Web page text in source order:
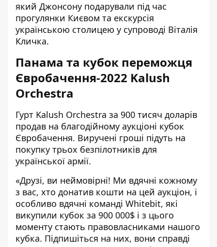
який Джонсону подарували під час
прогулянки Києвом та екскурсія
українською столицею у супроводі Віталія
Кличка.
Панама та кубок переможця
Євробачення-2022 Kalush
Orchestra
Гурт Kalush Orchestra за 900 тисяч доларів
продав на благодійному аукціоні кубок
Євробачення. Виручені гроші підуть на
покупку трьох безпілотників для
української армії.
«Друзі, ви неймовірні! Ми вдячні кожному
з вас, хто донатив кошти на цей аукціон, і
особливо вдячні команді Whitebit, які
викупили кубок за 900 000$ і з цього
моменту стають правовласниками нашого
кубка. Підпишіться на них, вони справді